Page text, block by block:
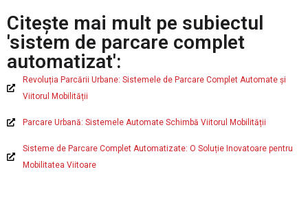
Citește mai mult pe subiectul
'sistem de parcare complet
automatizat':
Revoluția Parcării Urbane: Sistemele de Parcare Complet Automate și
Viitorul Mobilității
Parcare Urbană: Sistemele Automate Schimbă Viitorul Mobilității
Sisteme de Parcare Complet Automatizate: O Soluție Inovatoare pentru
Mobilitatea Viitoare